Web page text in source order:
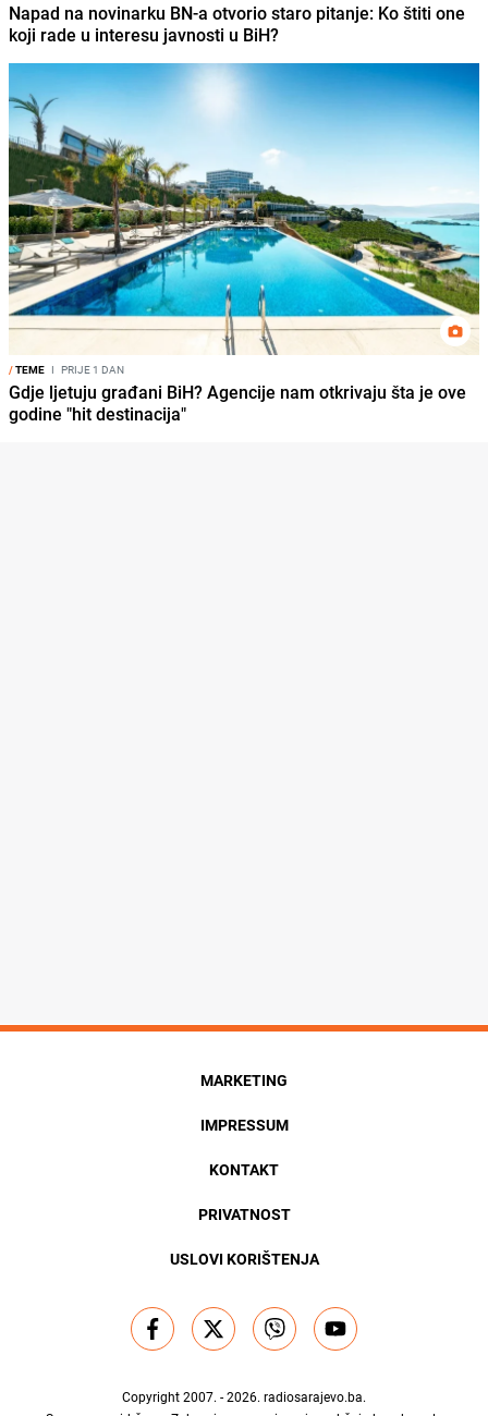
Napad na novinarku BN-a otvorio staro pitanje: Ko štiti one
koji rade u interesu javnosti u BiH?
/TEME I PRIJE 1 DAN
Gdje ljetuju građani BiH? Agencije nam otkrivaju šta je ove
godine "hit destinacija"
MARKETING
IMPRESSUM
KONTAKT
PRIVATNOST
USLOVI KORIŠTENJA
Copyright 2007. - 2026. radiosarajevo.ba.